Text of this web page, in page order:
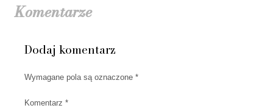
Komentarze
Dodaj komentarz
Wymagane pola są oznaczone *
Komentarz *